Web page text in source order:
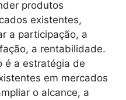
produtos
existentes,
a participação, a
a rentabilidade.
é a estratégia de
em mercados
o alcance, a